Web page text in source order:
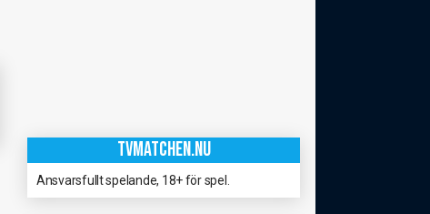
TVMATCHEN.NU
Ansvarsfullt spelande, 18+ för spel.